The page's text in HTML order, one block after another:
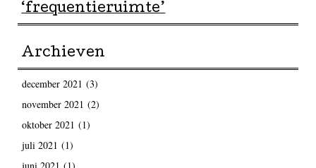
‘frequentieruimte’
Archieven
december 2021 (3)
november 2021 (2)
oktober 2021 (1)
juli 2021 (1)